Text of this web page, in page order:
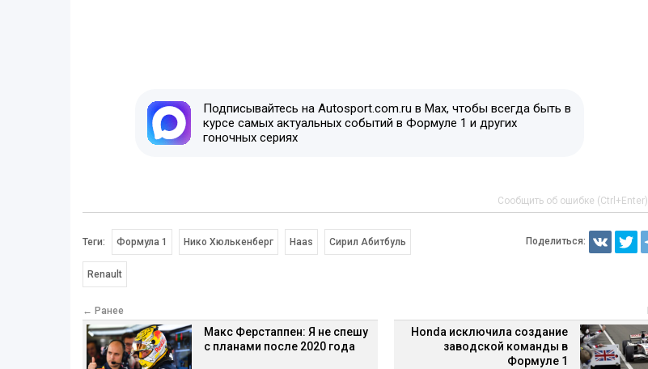
Подписывайтесь на Autosport.com.ru в Max, чтобы всегда быть в
курсе самых актуальных событий в Формуле 1 и других
гоночных сериях
Сообщить об ошибке (Ctrl+Enter)
Теги: Формула 1 Нико Хюлькенберг Haas Сирил Абитбуль
Renault
Поделиться:
← Ранее
Макс Ферстаппен: Я не спешу
с планами после 2020 года
Honda исключила создание
заводской команды в
Формуле 1